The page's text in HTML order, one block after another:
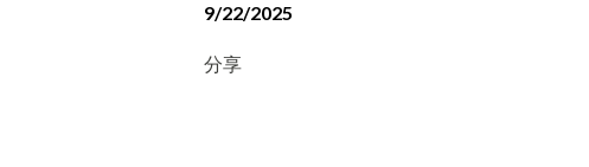
9/22/2025
分享